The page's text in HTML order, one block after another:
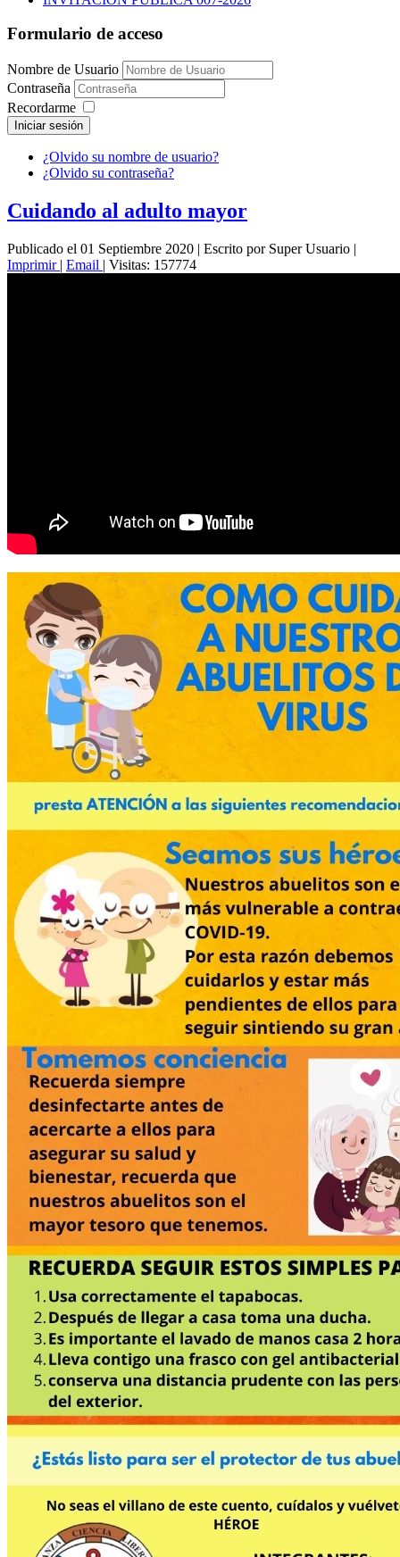
Formulario de acceso
Nombre de Usuario
Contraseña
Recordarme
Iniciar sesión
¿Olvido su nombre de usuario?
¿Olvido su contraseña?
Cuidando al adulto mayor
Publicado el 01 Septiembre 2020 | Escrito por Super Usuario |
Imprimir | Email | Visitas: 157774